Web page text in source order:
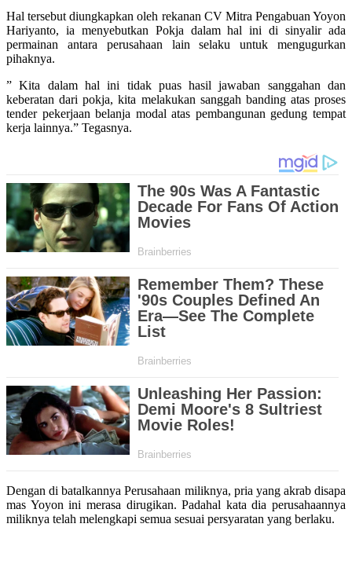
Hal tersebut diungkapkan oleh rekanan CV Mitra Pengabuan Yoyon
Hariyanto, ia menyebutkan Pokja dalam hal ini di sinyalir ada
permainan antara perusahaan lain selaku untuk mengugurkan
pihaknya.
” Kita dalam hal ini tidak puas hasil jawaban sanggahan dan
keberatan dari pokja, kita melakukan sanggah banding atas proses
tender pekerjaan belanja modal atas pembangunan gedung tempat
kerja lainnya.” Tegasnya.
Dengan di batalkannya Perusahaan miliknya, pria yang akrab disapa
mas Yoyon ini merasa dirugikan. Padahal kata dia perusahaannya
miliknya telah melengkapi semua sesuai persyaratan yang berlaku.